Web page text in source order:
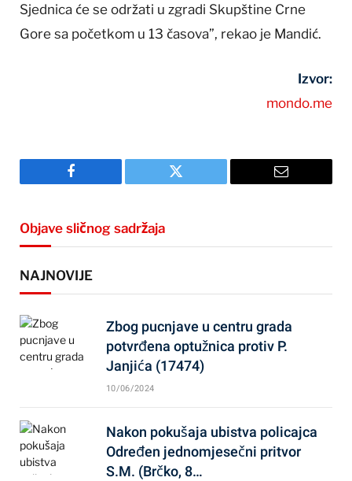
Sjednica će se održati u zgradi Skupštine Crne
Gore sa početkom u 13 časova”, rekao je Mandić.
Izvor:
mondo.me
Facebook Twitter Email
Objave sličnog sadržaja
NAJNOVIJE
Zbog pucnjave u centru grada
potvrđena optužnica protiv P.
Janjića (17474)
10/06/2024
Nakon pokušaja ubistva policajca
Određen jednomjesečni pritvor
S.M. (Brčko, 8…